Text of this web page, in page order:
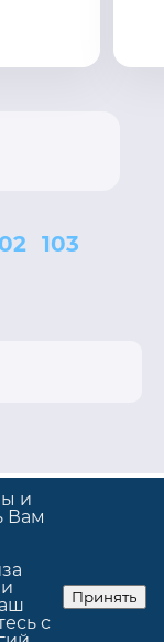
103
и
Вам
с
Принять